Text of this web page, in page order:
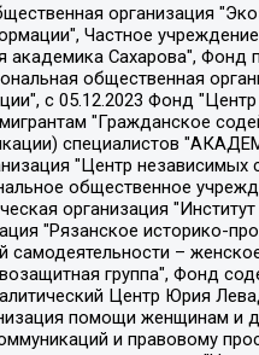
находящимся в кризисной ситуации "Информационно-методический центр "Анна", Фонд содействия развитию массовых коммуникаций и правовому просвещению "Так-так-Так", Фонд содействия устойчивому развитию "Серебряная тайга", Свердловский региональный общественный фонд социальных проектов "Новое время", "Idel.Реалии", Кавказ.Реалии, Крым.Реалии, Телеканал Настоящее Время, Татаро-башкирская служба Радио Свобода (Azatliq Radiosi), Радио Свободная Европа/Радио Свобода (PCE/PC), "Сибирь.Реалии", "Фактограф", Благотворительный фонд помощи осужденным и их семьям, Автономная некоммерческая организация "Институт глобализации и социальных движений", Фонд "В защиту прав заключенных", Частное учреждение "Центр поддержки и содействия развитию средств массовой информации", Пензенский региональный общественный благотворительный фонд "Гражданский союз", "Север.Реалии", Некоммерческая организация Фонд "Правовая инициатива", Общество с ограниченной ответственностью "Радио Свободная Европа/Радио Свобода", Чешское информационное агентство "MEDIUM-ORIENT", Красноярская региональная общественная организация "Мы против СПИДа", Камалягин Денис Николаевич, Маркелов Сергей Евгеньевич, Пономарев Лев Александрович, Савицкая Людмила Алексеевна, Автономная некоммерческая организация "Центр по работе с проблемой насилия "НАСИЛИЮ.НЕТ", Межрегиональный профессиональный союз работников здравоохранения "Альянс врачей", Юридическое лицо, зарегистрированное в Латвийской Республике, SIA "Medusa Project" (регистрационный номер 40103797863, дата регистрации 10.06.2014), Некоммерческая организация "Фонд по борьбе с коррупцией", Автономная некоммерческая организация "Институт